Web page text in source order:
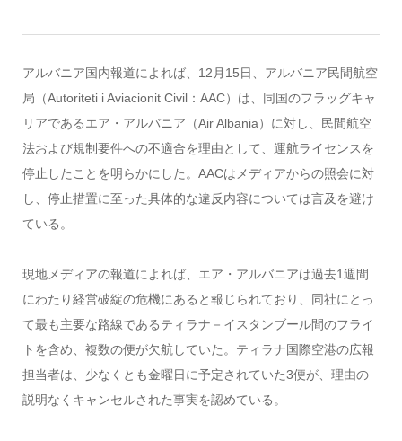
アルバニア国内報道によれば、12月15日、アルバニア民間航空
局（Autoriteti i Aviacionit Civil：AAC）は、同国のフラッグキャ
リアであるエア・アルバニア（Air Albania）に対し、民間航空
法および規制要件への不適合を理由として、運航ライセンスを
停止したことを明らかにした。AACはメディアからの照会に対
し、停止措置に至った具体的な違反内容については言及を避け
ている。
現地メディアの報道によれば、エア・アルバニアは過去1週間
にわたり経営破綻の危機にあると報じられており、同社にとっ
て最も主要な路線であるティラナ－イスタンブール間のフライ
トを含め、複数の便が欠航していた。ティラナ国際空港の広報
担当者は、少なくとも金曜日に予定されていた3便が、理由の
説明なくキャンセルされた事実を認めている。